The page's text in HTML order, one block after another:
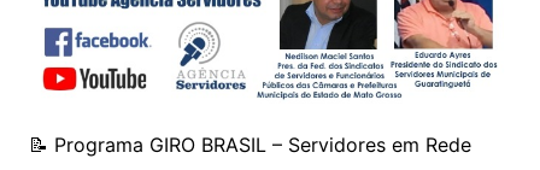
📝 Programa GIRO BRASIL – Servidores em Rede